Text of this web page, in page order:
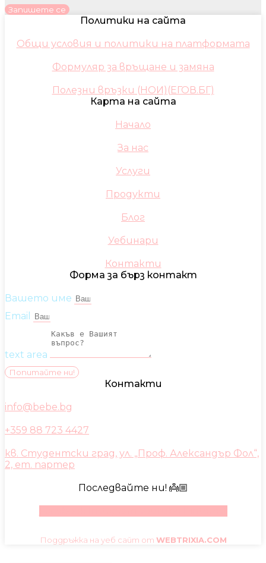
Запишете се
Политики на сайта
Общи условия и политики на платформата
Формуляр за връщане и замяна
Полезни връзки (НОИ)(ЕГОВ.БГ)
Карта на сайта
Начало
За нас
Услуги
Продукти
Блог
Уебинари
Контакти
Форма за бърз контакт
Вашето име
Email
text area
Попитайте ни!
Контакти
info@bebe.bg
+359 88 723 4427
кв. Студентски град, ул. „Проф. Александър Фол“,
2, ет. партер
Последвайте ни! 👼🏼
Поддръжка на уеб сайт от WEBTRIXIA.COM